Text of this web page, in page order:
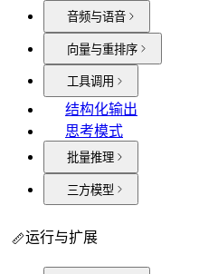
音频与语音
向量与重排序
工具调用
结构化输出
思考模式
批量推理
三方模型
运行与扩展